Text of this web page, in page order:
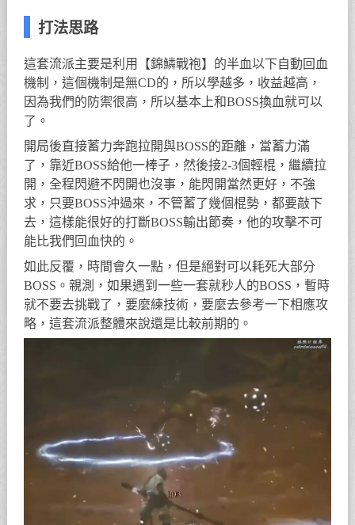
打法思路
這套流派主要是利用【錦鱗戰袍】的半血以下自動回血
機制，這個機制是無CD的，所以學越多，收益越高，
因為我們的防禦很高，所以基本上和BOSS換血就可以
了。
開局後直接蓄力奔跑拉開與BOSS的距離，當蓄力滿
了，靠近BOSS給他一棒子，然後接2-3個輕棍，繼續拉
開，全程閃避不閃開也沒事，能閃開當然更好，不強
求，只要BOSS沖過來，不管蓄了幾個棍勢，都要敲下
去，這樣能很好的打斷BOSS輸出節奏，他的攻擊不可
能比我們回血快的。
如此反覆，時間會久一點，但是絕對可以耗死大部分
BOSS。親測，如果遇到一些一套就秒人的BOSS，暫時
就不要去挑戰了，要麼練技術，要麼去參考一下相應攻
略，這套流派整體來說還是比較前期的。